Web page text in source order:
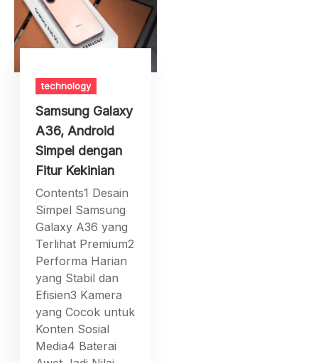
technology
Samsung Galaxy
A36, Android
Simpel dengan
Fitur Kekinian
Contents1 Desain
Simpel Samsung
Galaxy A36 yang
Terlihat Premium2
Performa Harian
yang Stabil dan
Efisien3 Kamera
yang Cocok untuk
Konten Sosial
Media4 Baterai